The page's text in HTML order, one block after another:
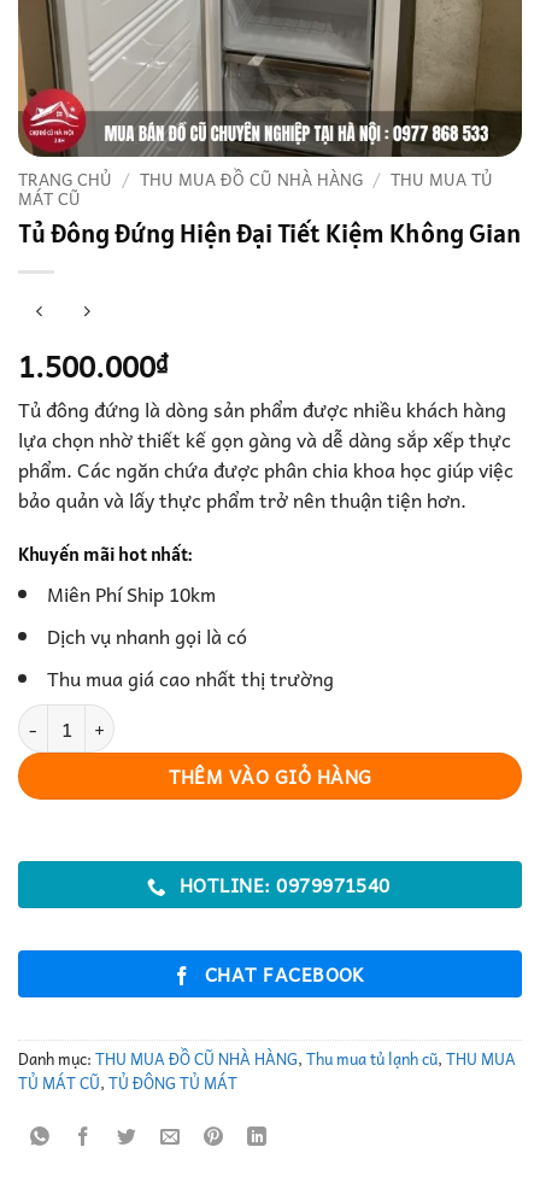
TRANG CHỦ / THU MUA ĐỒ CŨ NHÀ HÀNG / THU MUA TỦ
MÁT CŨ
Tủ Đông Đứng Hiện Đại Tiết Kiệm Không Gian
1.500.000₫
Tủ đông đứng là dòng sản phẩm được nhiều khách hàng
lựa chọn nhờ thiết kế gọn gàng và dễ dàng sắp xếp thực
phẩm. Các ngăn chứa được phân chia khoa học giúp việc
bảo quản và lấy thực phẩm trở nên thuận tiện hơn.
Khuyến mãi hot nhất:
Miên Phí Ship 10km
Dịch vụ nhanh gọi là có
Thu mua giá cao nhất thị trường
Tủ Đông Đứng Hiện Đại Tiết Kiệm Không Gian số lượng
THÊM VÀO GIỎ HÀNG
HOTLINE: 0979971540
CHAT FACEBOOK
Danh mục:THU MUA ĐỒ CŨ NHÀ HÀNG,Thu mua tủ lạnh cũ,THU MUA
TỦ MÁT CŨ,TỦ ĐÔNG TỦ MÁT